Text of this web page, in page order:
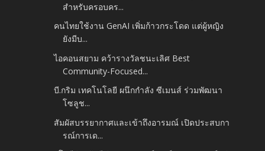
สำหรับครอบคร...
คนไทยใช้งาน GenAI เพิ่มก้าวกระโดด แต่ผู้หญิง
ยังมีบ...
ไอคอนสยาม คว้ารางวัลชนะเลิศ Best
Community-Focused...
บี.กริม เทคโนโลยี ผนึกกำลัง ซีเมนส์ ร่วมพัฒนา
โซลูช...
สัมผัสบรรยากาศและเข้าถึงอารมณ์ เปิดประสบกา
รณ์การเด...